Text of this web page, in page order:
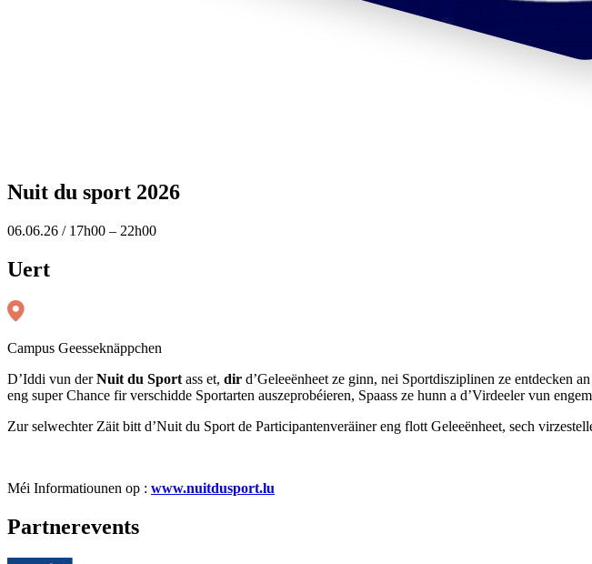
Nuit du sport 2026
06.06.26 / 17h00 – 22h00
Uert
Campus Geesseknäppchen
D’Iddi vun derNuit du Sport ass et, dir d’Geleeënheet ze ginn, nei Sportdisziplinen ze entdecken
eng super Chance fir verschidde Sportarten auszeprobéieren, Spaass ze hunn a d’Virdeeler vun
Zur selwechter Zäit bitt d’Nuit du Sport de Participantenveräiner eng flott Geleeënheet, sech
Méi Informatiounen op : www.nuitdusport.lu
Partnerevents